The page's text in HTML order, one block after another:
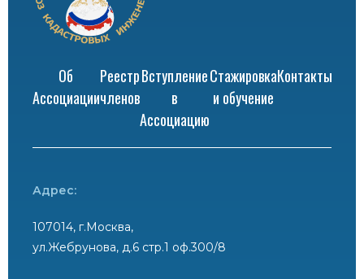
Об
Ассоциации
Реестр
членов
Вступление
в
Ассоциацию
Стажировка
и обучение
Контакты
Адрес:
107014, г.Москва,
ул.Жебрунова, д.6 стр.1 оф.300/8